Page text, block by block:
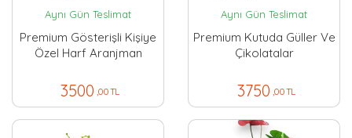
Aynı Gün Teslimat
Premium Gösterişli Kişiye
Özel Harf Aranjman
3500 ,00 TL
Aynı Gün Teslimat
Premium Kutuda Güller Ve
Çikolatalar
3750 ,00 TL